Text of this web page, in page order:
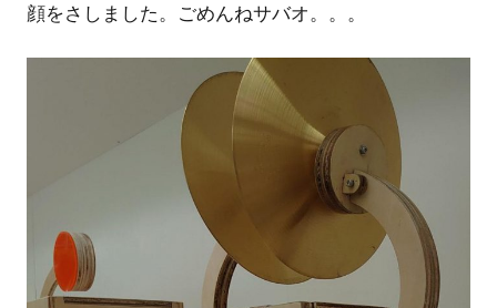
顔をさしました。ごめんねサバオ。。。